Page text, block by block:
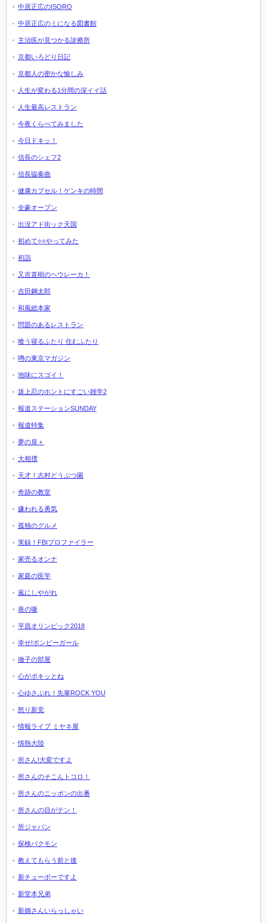
中居正広のISORO
中居正広のミになる図書館
主治医が見つかる診療所
京都いろどり日記
京都人の密かな愉しみ
人生が変わる1分間の深イイ話
人生最高レストラン
今夜くらべてみました
今日ドキッ！
信長のシェフ2
信長協奏曲
健康カプセル！ゲンキの時間
全豪オープン
出没アド街ック天国
初めて○○やってみた
初詣
又吉直樹のヘウレーカ！
吉田鋼太郎
和風総本家
問題のあるレストラン
喰う寝るふたり 住むふたり
噂の東京マガジン
地味にスゴイ！
坂上忍のホントにすごい雑学2
報道ステーションSUNDAY
報道特集
夢の扉＋
大相撲
天才！志村どうぶつ園
奇跡の教室
嫌われる勇気
孤独のグルメ
実録！FBIプロファイラー
家売るオンナ
家庭の医学
嵐にしやがれ
巷の噺
平昌オリンピック2018
幸せ!ボンビーガール
徹子の部屋
心がポキッとね
心ゆさぶれ！先輩ROCK YOU
怒り新党
情報ライブ ミヤネ屋
情熱大陸
所さん!大変ですよ
所さんのそこんトコロ！
所さんのニッポンの出番
所さんの目がテン！
所ジャパン
探検バクモン
教えてもらう前と後
新チューボーですよ
新堂本兄弟
新婚さんいらっしゃい